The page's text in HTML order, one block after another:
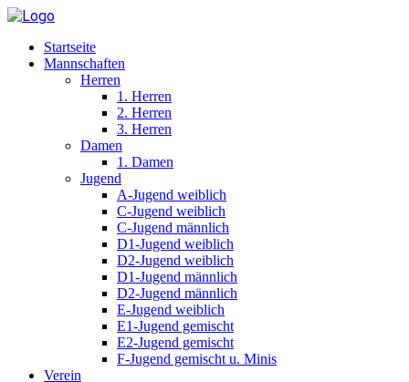
Startseite
Mannschaften
Herren
1. Herren
2. Herren
3. Herren
Damen
1. Damen
Jugend
A-Jugend weiblich
C-Jugend weiblich
C-Jugend männlich
D1-Jugend weiblich
D2-Jugend weiblich
D1-Jugend männlich
D2-Jugend männlich
E-Jugend weiblich
E1-Jugend gemischt
E2-Jugend gemischt
F-Jugend gemischt u. Minis
Verein